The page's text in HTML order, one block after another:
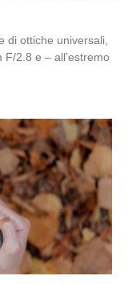
di ottiche universali,
2.8 e – all’estremo